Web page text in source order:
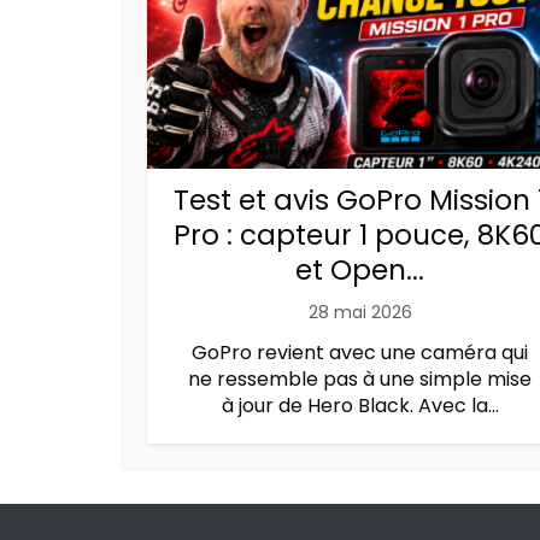
Test et avis GoPro Mission
Pro : capteur 1 pouce,
et Open...
28 mai 2026
GoPro revient avec une caméra qui
ne ressemble pas à une simple mise
à jour de Hero Black. Avec la...